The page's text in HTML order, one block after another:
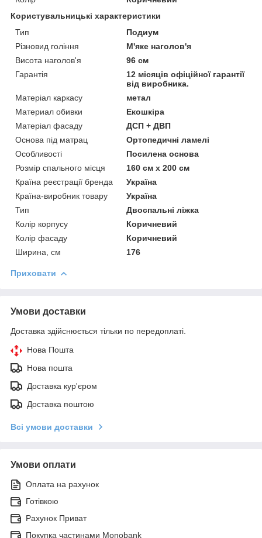
Користувальницькі характеристики
Тип
Подиум
Різновид гоління
М'яке наголов'я
Висота наголов'я
96 см
Гарантія
12 місяців офіційної гарантії
від виробника.
Матеріал каркасу
метал
Материал обивки
Екошкіра
Матеріал фасаду
ДСП + ДВП
Основа під матрац
Ортопедичні ламелі
Особливості
Посилена основа
Розмір спального місця
160 см х 200 см
Країна реєстрації бренда
Україна
Країна-виробник товару
Україна
Тип
Двоспальні ліжка
Колір корпусу
Коричневий
Колір фасаду
Коричневий
Ширина, см
176
Приховати
Умови доставки
Доставка здійснюється тільки по передоплаті.
Нова Пошта
Нова пошта
Доставка кур'єром
Доставка поштою
Всі умови доставки
Умови оплати
Оплата на рахунок
Готівкою
Рахунок Приват
Покупка частинами Monobank